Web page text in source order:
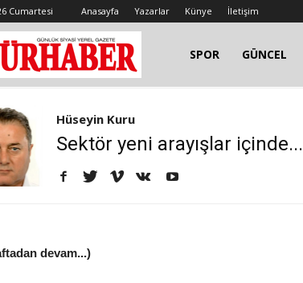
Cumartesi Anasayfa Yazarlar Künye İletişim
SPOR GÜNCEL
Hüseyin Kuru
Sektör yeni arayışlar içinde...
devam...)